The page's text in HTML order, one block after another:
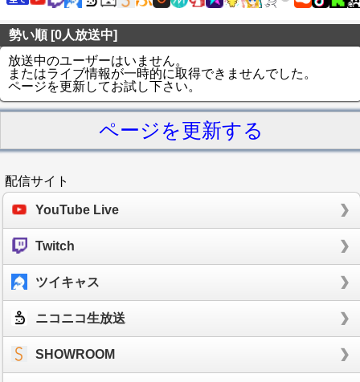
勢い順 [0人放送中]
放送中のユーザーはいません。
またはライブ情報が一時的に取得できませんでした。
ページを更新してお試し下さい。
ページを更新する
配信サイト
YouTube Live
Twitch
ツイキャス
ニコニコ生放送
SHOWROOM